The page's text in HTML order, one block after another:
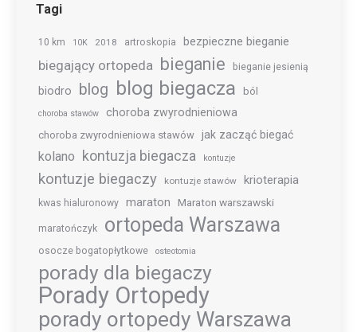
Tagi
10 km 10K 2018 artroskopia bezpieczne bieganie
biegający ortopeda bieganie bieganie jesienią
biodro blog blog biegacza ból
choroba stawów choroba zwyrodnieniowa
choroba zwyrodnieniowa stawów jak zacząć biegać
kolano kontuzja biegacza kontuzje
kontuzje biegaczy kontuzje stawów krioterapia
kwas hialuronowy maraton Maraton warszawski
maratończyk ortopeda Warszawa
osocze bogatopłytkowe osteotomia
porady dla biegaczy
Porady Ortopedy
porady ortopedy Warszawa